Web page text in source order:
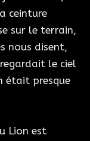
ceinture
sur le terrain,
nous disent,
le ciel
était presque
Lion est